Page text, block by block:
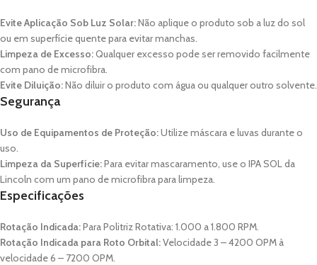
Evite Aplicação Sob Luz Solar:Não aplique o produto sob a luz do sol
ou em superfície quente para evitar manchas.
Limpeza de Excesso:Qualquer excesso pode ser removido facilmente
com pano de microfibra.
Evite Diluição:Não diluir o produto com água ou qualquer outro solvente.
Segurança
Uso de Equipamentos de Proteção:Utilize máscara e luvas durante o
uso.
Limpeza da Superfície:Para evitar mascaramento, use o IPA SOL da
Lincoln com um pano de microfibra para limpeza.
Especificações
Rotação Indicada:Para Politriz Rotativa: 1.000 a 1.800 RPM.
Rotação Indicada para Roto Orbital:Velocidade 3 – 4200 OPM à
velocidade 6 – 7200 OPM.